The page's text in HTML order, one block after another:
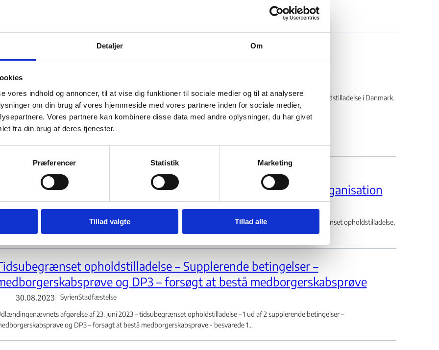
Detaljer Om
vores indhold og annoncer, til at vise dig funktioner til sociale medier og til at analysere
om din brug af vores hjemmeside med vores partnere inden for sociale medier,
Vores partnere kan kombinere disse data med andre oplysninger, du har givet
fra din brug af deres tjenester.
Præferencer Statistik Marketing
Tillad valgte Tillad alle
Tidsubegrænset opholdstilladelse - Flere links
links
Tidsubegrænset opholdstilladelse – Supplerende betingelser -
30.06.2025
stadfæstede i juni 2025 Udlændingestyrelsens afgørelse om afslag på tidsubegrænset opholdstilladelse i Danmark.
faktiske omstændigheder:
Tidsubegrænset opholdstilladelse – Supplerende betingelser –
Medborgerskabskravet – Ej deltaget i driften i en almennyttig organisation
Udlændingenævnet stadfæstede i april 2025 Udlændingestyrelsens afgørelse om afslag om afslag på tidsubegrænset opholdstilladelse,
ansøgeren ikke opfyldte 2 ud af 4 supplerende betingelser, jf....
opholdstilladelse – Supplerende betingelser –
og DP3 – forsøgt at bestå medborgerskabsprøve
30.08.2023 SyrienStadfæstelse
afgørelse af 23. juni 2023 – tidsubegrænset opholdstilladelse – 1 ud af 2 supplerende betingelser –
og DP3 – forsøgt at bestå medborgerskabsprøve - besvarede 1...